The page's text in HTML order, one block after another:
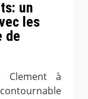
un
les
de
Clement à